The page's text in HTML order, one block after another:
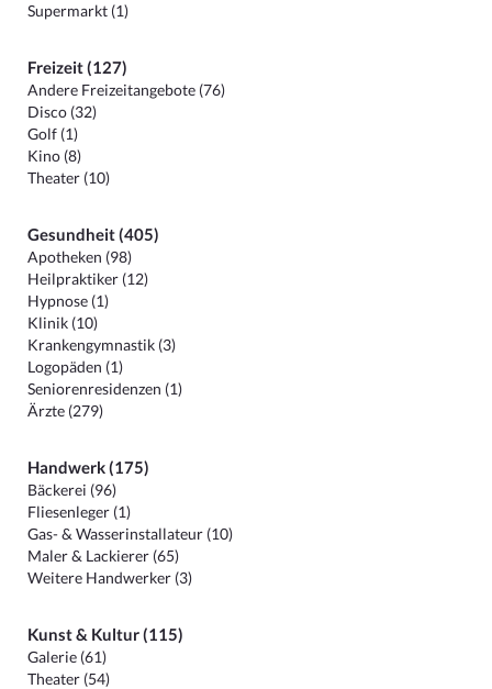
Supermarkt (1)
Freizeit (127)
Andere Freizeitangebote (76)
Disco (32)
Golf (1)
Kino (8)
Theater (10)
Gesundheit (405)
Apotheken (98)
Heilpraktiker (12)
Hypnose (1)
Klinik (10)
Krankengymnastik (3)
Logopäden (1)
Seniorenresidenzen (1)
Ärzte (279)
Handwerk (175)
Bäckerei (96)
Fliesenleger (1)
Gas- & Wasserinstallateur (10)
Maler & Lackierer (65)
Weitere Handwerker (3)
Kunst & Kultur (115)
Galerie (61)
Theater (54)